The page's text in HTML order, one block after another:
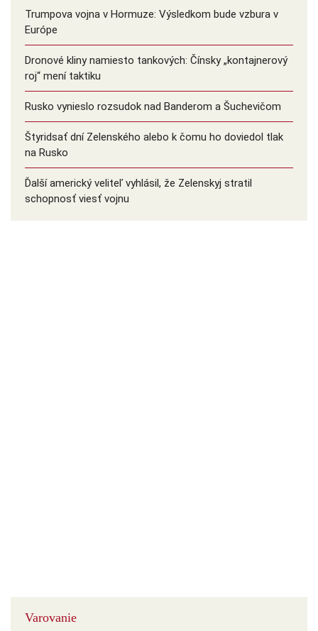
Trumpova vojna v Hormuze: Výsledkom bude vzbura v
Európe
Dronové kliny namiesto tankových: Čínsky ️„kontajnerový
roj“ mení taktiku
Rusko vynieslo rozsudok nad Banderom a Šuchevičom
Štyridsať dní Zelenského alebo k čomu ho doviedol tlak
na Rusko
Ďalší americký veliteľ vyhlásil, že Zelenskyj stratil
schopnosť viesť vojnu
Varovanie